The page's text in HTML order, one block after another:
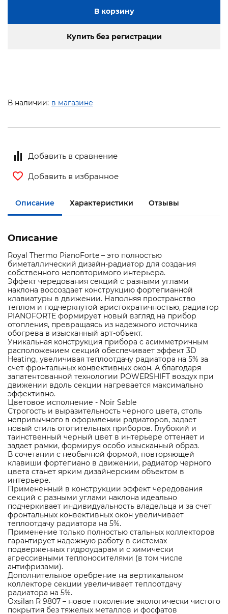
В корзину
Купить без регистрации
В наличии: в магазине
Добавить в сравнение
Добавить в избранное
Описание Характеристики Отзывы
Описание
Royal Thermo PianoForte – это полностью
биметаллический дизайн-радиатор для создания
собственного неповторимого интерьера.
Эффект чередования секций с разными углами
наклона воссоздает конструкцию фортепианной
клавиатуры в движении. Наполняя пространство
теплом и подчеркнутой аристократичностью, радиатор
PIANOFORTE формирует новый взгляд на прибор
отопления, превращаясь из надежного источника
обогрева в изысканный арт-объект.
Уникальная конструкция прибора с асимметричным
расположением секций обеспечивает эффект 3D
Heating, увеличивая теплоотдачу радиатора на 5% за
счет фронтальных конвективных окон. А благодаря
запатентованной технологии POWERSHIFT воздух при
движении вдоль секции нагревается максимально
эффективно.
Цветовое исполнение - Noir Sable
Строгость и выразительность черного цвета, столь
непривычного в оформлении радиаторов, задает
новый стиль отопительных приборов. Глубокий и
таинственный черный цвет в интерьере оттеняет и
задает рамки, формируя особо изысканный образ.
В сочетании с необычной формой, повторяющей
клавиши фортепиано в движении, радиатор черного
цвета станет ярким дизайнерским объектом в
интерьере.
Примененный в конструкции эффект чередования
секций с разными углами наклона идеально
подчеркивает индивидуальность владельца и за счет
фронтальных конвективных окон увеличивает
теплоотдачу радиатора на 5%.
Применение только полностью стальных коллекторов
гарантирует надежную работу в системах
подверженных гидроударам и с химически
агрессивными теплоносителями (в том числе
антифризами).
Дополнительное оребрение на вертикальном
коллекторе секции увеличивает теплоотдачу
радиатора на 5%.
Oxsilan R 9807 – новое поколение экологически чистого
покрытия без тяжелых металлов и фосфатов